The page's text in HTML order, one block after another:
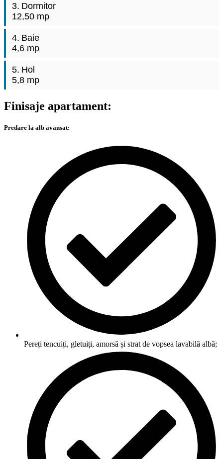
3. Dormitor
12,50 mp
4. Baie
4,6 mp
5. Hol
5,8 mp
Finisaje apartament:
Predare la alb avansat:
Pereți tencuiți, gletuiți, amorsă și strat de vopsea lavabilă albă;